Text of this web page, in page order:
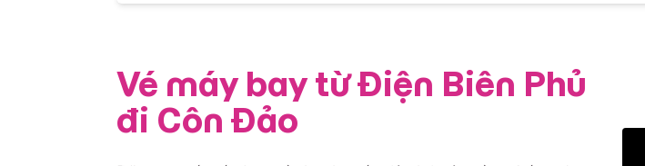
Vé máy bay từ Điện Biên Phủ
đi Côn Đảo